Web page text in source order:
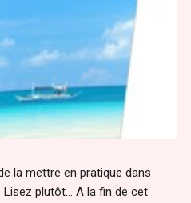
la mettre en pratique dans
plutôt... A la fin de cet